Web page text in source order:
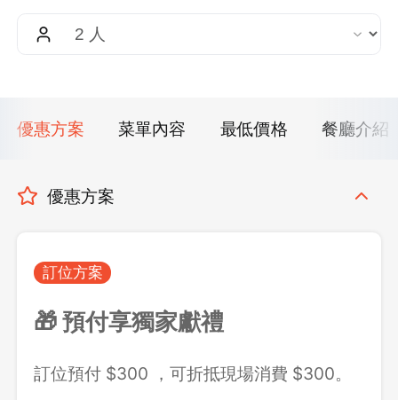
優惠方案 菜單內容 最低價格 餐廳介紹
優惠方案
訂位方案
🎁 預付享獨家獻禮
訂位預付 $300 ，可折抵現場消費 $300。